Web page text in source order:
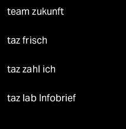
team zukunft
taz frisch
taz zahl ich
taz lab Infobrief